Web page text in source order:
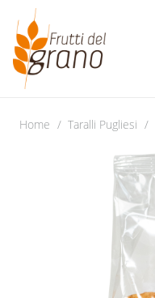
Home / Taralli Pugliesi /